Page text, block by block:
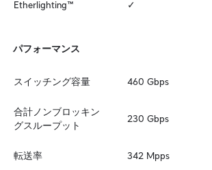
Etherlighting™ ✓
パフォーマンス
スイッチング容量 460 Gbps
合計ノンブロッキン
グスループット
230 Gbps
転送率 342 Mpps